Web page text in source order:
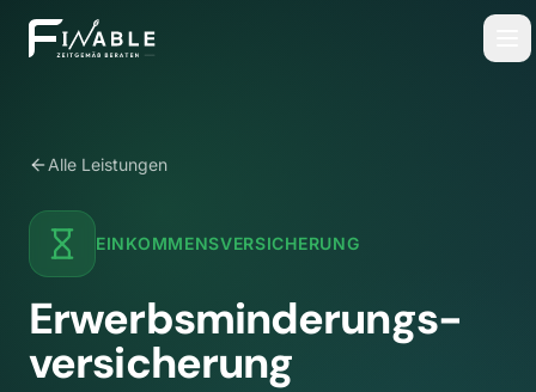
Alle Leistungen
EINKOMMENSVERSICHERUNG
Erwerbsminderungs­
versicherung